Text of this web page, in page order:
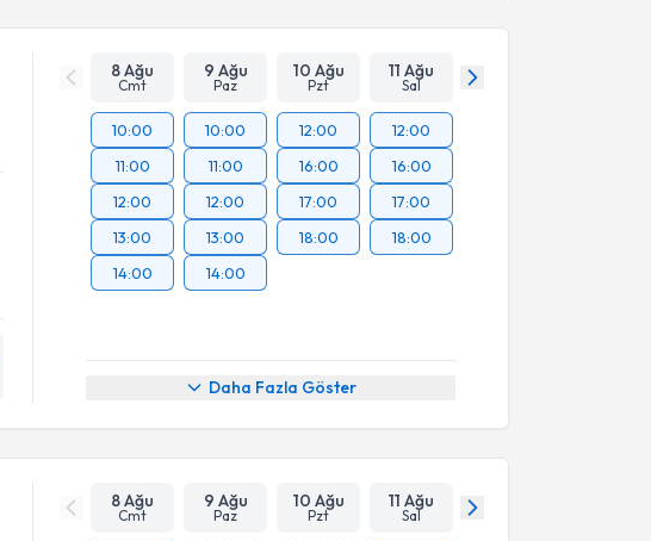
8 Ağu
Cmt
9 Ağu
Paz
10 Ağu
Pzt
11 Ağu
Sal
10:00
11:00
12:00
13:00
14:00
10:00
11:00
12:00
13:00
14:00
12:00
16:00
17:00
18:00
12:00
16:00
17:00
18:00
Daha Fazla Göster
8 Ağu
Cmt
9 Ağu
Paz
10 Ağu
Pzt
11 Ağu
Sal